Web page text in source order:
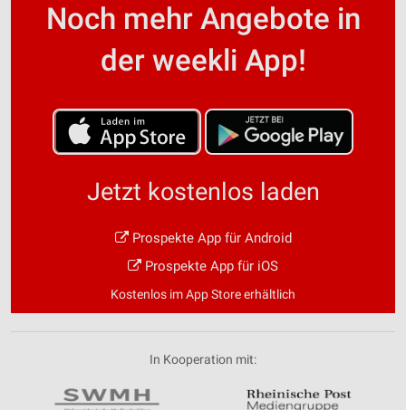
Noch mehr Angebote in
der weekli App!
Jetzt kostenlos laden
Prospekte App für Android
Prospekte App für iOS
Kostenlos im App Store erhältlich
In Kooperation mit: